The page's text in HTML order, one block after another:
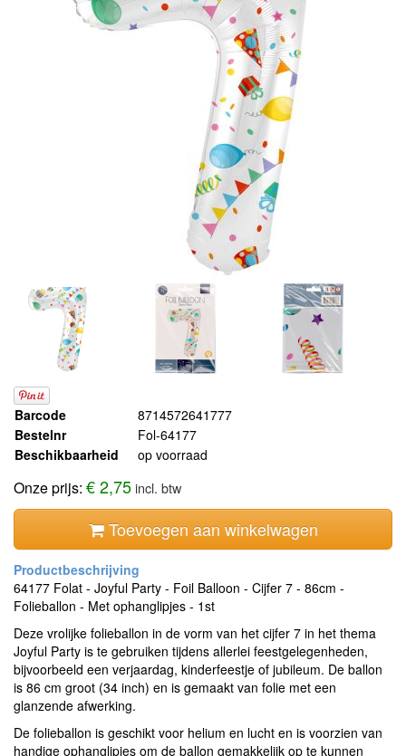
Barcode
8714572641777
Bestelnr
Fol-64177
Beschikbaarheid
op voorraad
Onze prijs: € 2,75incl. btw
Toevoegen aan winkelwagen
64177 Folat - Joyful Party - Foil Balloon - Cijfer 7 - 86cm -
Folieballon - Met ophanglipjes - 1st
Deze vrolijke folieballon in de vorm van het cijfer 7 in het thema
Joyful Party is te gebruiken tijdens allerlei feestgelegenheden,
bijvoorbeeld een verjaardag, kinderfeestje of jubileum. De ballon
is 86 cm groot (34 inch) en is gemaakt van folie met een
glanzende afwerking.
De folieballon is geschikt voor helium en lucht en is voorzien van
handige ophanglipjes om de ballon gemakkelijk op te kunnen